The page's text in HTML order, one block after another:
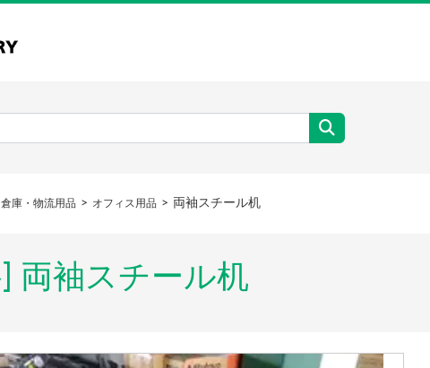
庫・物流用品 オフィス用品 両袖スチール机
] 両袖スチール机